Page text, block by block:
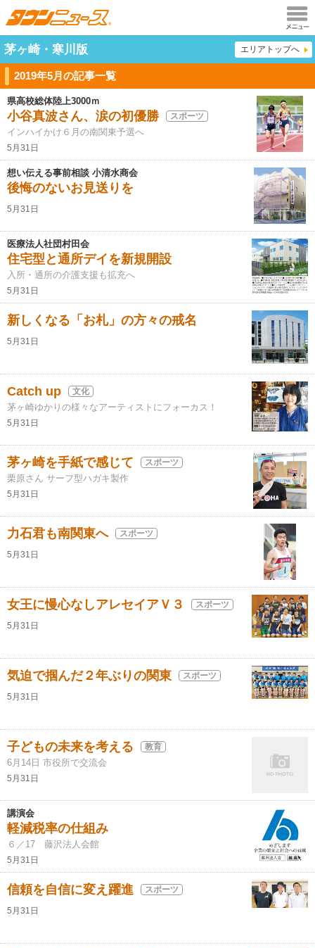
メニュ
ー
茅ヶ崎・寒川版 エリアトップへ
2019年5月の記事一覧
県高校総体陸上3000ｍ
小谷真波さん、涙の初優勝 スポーツ
インハイかけ６月の南関東予選へ
5月31日
想い伝える事前相談 小清水商会
後悔のないお見送りを
5月31日
医療法人社団村田会
住宅型と通所デイを新規開設
入所・通所の介護支援も拡充へ
5月31日
新しくなる「お札」の方々の戒名
5月31日
Catch up 文化
茅ヶ崎ゆかりの様々なアーティストにフォーカス！
5月31日
茅ヶ崎を手紙で感じて スポーツ
栗原さん サーフ型ハガキ製作
5月31日
力石君も南関東へ スポーツ
5月31日
女王に慢心なしアレセイアＶ３ スポーツ
5月31日
気迫で掴んだ２年ぶりの関東 スポーツ
5月31日
子どもの未来を考える 教育
6月14日 市役所で交流会
5月31日
講演会
軽減税率の仕組み
６／17 藤沢法人会館
5月31日
信頼を自信に変え躍進 スポーツ
5月31日